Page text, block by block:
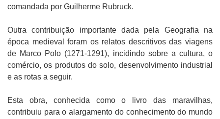
comandada por Guilherme Rubruck.
Outra contribuição importante dada pela Geografia na
época medieval foram os relatos descritivos das viagens
de Marco Polo (1271-1291), incidindo sobre a cultura, o
comércio, os produtos do solo, desenvolvimento industrial
e as rotas a seguir.
Esta obra, conhecida como o livro das maravilhas,
contribuiu para o alargamento do conhecimento do mundo